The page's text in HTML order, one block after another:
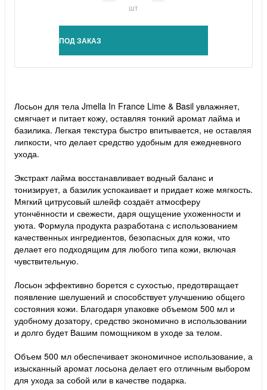
шт
ПОД ЗАКАЗ
Лосьон для тела Jmella In France Lime & Basil увлажняет,
смягчает и питает кожу, оставляя тонкий аромат лайма и
базилика. Легкая текстура быстро впитывается, не оставляя
липкости, что делает средство удобным для ежедневного
ухода.
Экстракт лайма восстанавливает водный баланс и
тонизирует, а базилик успокаивает и придает коже мягкость.
Мягкий цитрусовый шлейф создаёт атмосферу
утончённости и свежести, даря ощущение ухоженности и
уюта. Формула продукта разработана с использованием
качественных ингредиентов, безопасных для кожи, что
делает его подходящим для любого типа кожи, включая
чувствительную.
Лосьон эффективно борется с сухостью, предотвращает
появление шелушений и способствует улучшению общего
состояния кожи. Благодаря упаковке объемом 500 мл и
удобному дозатору, средство экономично в использовании
и долго будет Вашим помощником в уходе за телом.
Объем 500 мл обеспечивает экономичное использование, а
изысканный аромат лосьона делает его отличным выбором
для ухода за собой или в качестве подарка.